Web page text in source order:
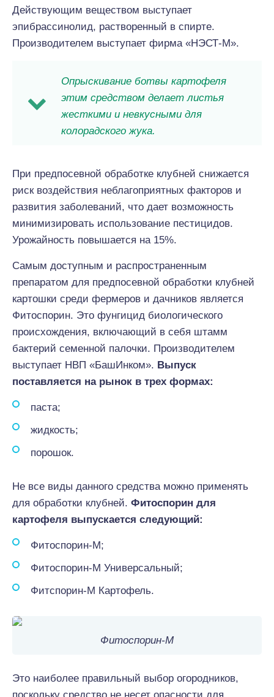
Действующим веществом выступает
эпибрассинолид, растворенный в спирте.
Производителем выступает фирма «НЭСТ-М».
Опрыскивание ботвы картофеля
этим средством делает листья
жесткими и невкусными для
колорадского жука.
При предпосевной обработке клубней снижается
риск воздействия неблагоприятных факторов и
развития заболеваний, что дает возможность
минимизировать использование пестицидов.
Урожайность повышается на 15%.
Самым доступным и распространенным
препаратом для предпосевной обработки клубней
картошки среди фермеров и дачников является
Фитоспорин. Это фунгицид биологического
происхождения, включающий в себя штамм
бактерий семенной палочки. Производителем
выступает НВП «БашИнком». Выпуск
поставляется на рынок в трех формах:
паста;
жидкость;
порошок.
Не все виды данного средства можно применять
для обработки клубней. Фитоспорин для
картофеля выпускается следующий:
Фитоспорин-М;
Фитоспорин-М Универсальный;
Фитспорин-М Картофель.
Фитоспорин-М
Это наиболее правильный выбор огородников,